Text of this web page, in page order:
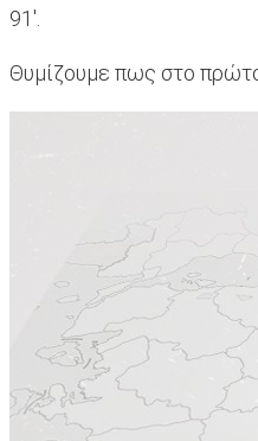
91'.
Θυμίζουμε πως στο